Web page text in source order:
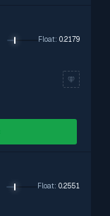
Float: 0.2179
Float: 0.2551